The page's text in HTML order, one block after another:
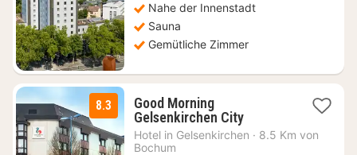
€
Nahe der Innenstadt
Sauna
Gemütliche Zimmer
8.3
Good Morning
Gelsenkirchen City1
Nacht
Hotel in Gelsenkirchen · 8.5 Km von
Bochum